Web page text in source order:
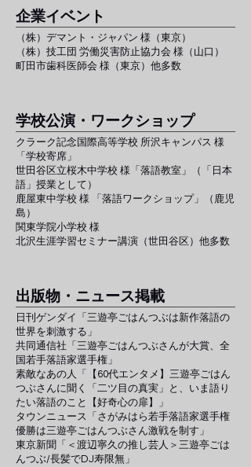
​企業イベント
（株）デマント・ジャパン 様（東京）
（株）技工団 労働災害防止協力会 様（山口）
​町田市歯科医師会 様（東京）​他多数
​学校公演・ワークショップ
クラーク記念国際高等学校 所沢キャンパス 様
「学校寄席」
​世田谷区立桜木中学校 様「落語教室」（「日本
語」授業として）
​鹿屋東中学校 様 「落語ワークショップ」（鹿児
島）
​関東学院小学校 様
北沢生涯学習セミナー講演（世田谷区）他多数
​出版物・ニュース掲載
日刊ゲンダイ「三遊亭ごはんつぶは新作落語の
世界を刺激する」
​共同通信社「三遊亭ごはんつぶさんが大賞、全
国若手落語家選手権」
​素敵なあの人「【60代エンタメ】三遊亭ごはん
つぶさんに聞く「二ツ目の真実」と、いま語り
たい落語のこと【好奇心の扉】」
タウンニュース「さがみはら若手落語家選手権
優勝は三遊亭ごはんつぶさん激戦を制す」
​東京新聞「＜渡辺寧久の推し芸人＞三遊亭ごは
んつぶ/長髪でDJ寿限無」